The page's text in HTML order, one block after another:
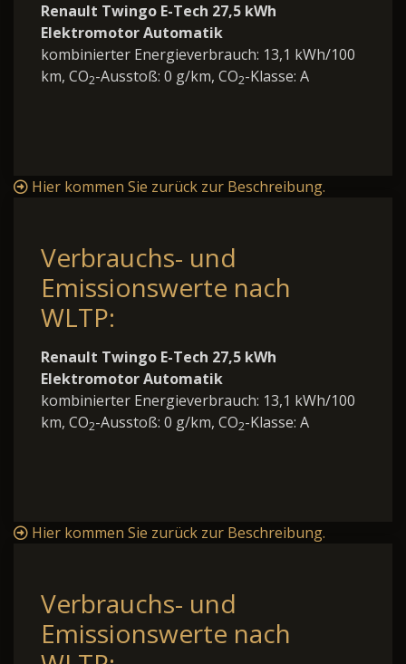
Renault Twingo E-Tech 27,5 kWh
Elektromotor Automatik
kombinierter Energieverbrauch: 13,1 kWh/100
km, CO2-Ausstoß: 0 g/km, CO2-Klasse: A
Hier kommen Sie zurück zur Beschreibung.
Verbrauchs- und
Emissionswerte nach
WLTP:
Renault Twingo E-Tech 27,5 kWh
Elektromotor Automatik
kombinierter Energieverbrauch: 13,1 kWh/100
km, CO2-Ausstoß: 0 g/km, CO2-Klasse: A
Hier kommen Sie zurück zur Beschreibung.
Verbrauchs- und
Emissionswerte nach